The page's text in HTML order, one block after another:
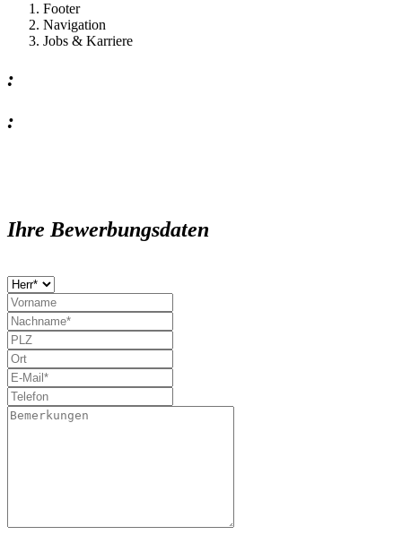
Footer
Navigation
Jobs & Karriere
:
:
Ihre Bewerbungsdaten